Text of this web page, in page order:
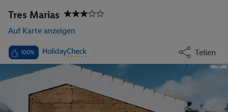
Tres Marias
Auf Karte anzeigen
100% Teilen